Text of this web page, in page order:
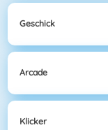
Geschick
Arcade
Klicker